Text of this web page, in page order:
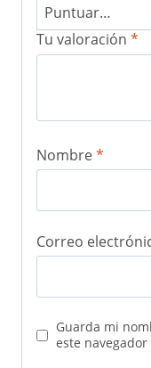
Tu valoración *
Nombre*
Correo
Guarda mi
este